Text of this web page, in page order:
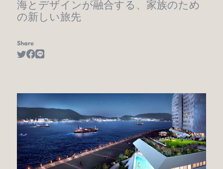
海とデザインが融合する、家族のため
の新しい旅先
Share